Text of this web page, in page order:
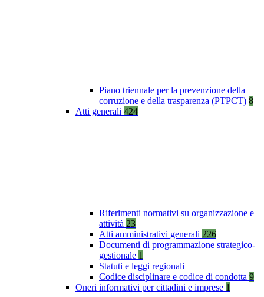
Piano triennale per la prevenzione della
corruzione e della trasparenza (PTPCT) 8
Atti generali 424
Riferimenti normativi su organizzazione e
attività 23
Atti amministrativi generali 226
Documenti di programmazione strategico-
gestionale 1
Statuti e leggi regionali
Codice disciplinare e codice di condotta 9
Oneri informativi per cittadini e imprese 1